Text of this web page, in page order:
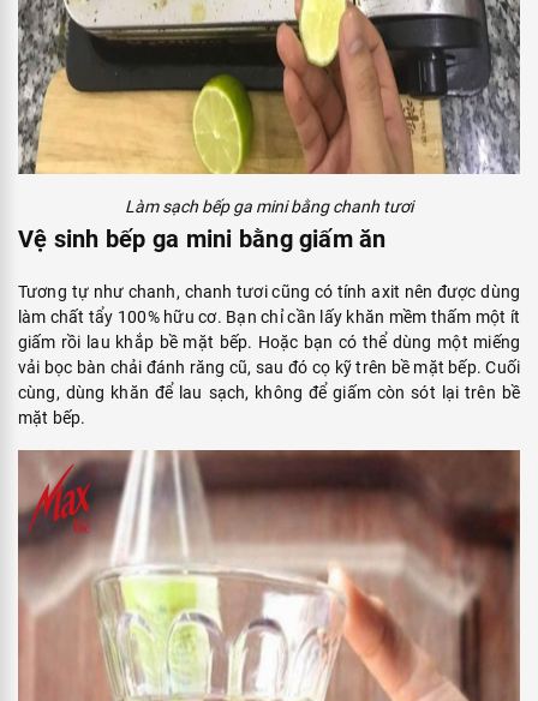
Làm sạch bếp ga mini bằng chanh tươi
Vệ sinh bếp ga mini bằng giấm ăn
Tương tự như chanh, chanh tươi cũng có tính axit nên được dùng
làm chất tẩy 100% hữu cơ. Bạn chỉ cần lấy khăn mềm thấm một ít
giấm rồi lau khắp bề mặt bếp. Hoặc bạn có thể dùng một miếng
vải bọc bàn chải đánh răng cũ, sau đó cọ kỹ trên bề mặt bếp. Cuối
cùng, dùng khăn để lau sạch, không để giấm còn sót lại trên bề
mặt bếp.